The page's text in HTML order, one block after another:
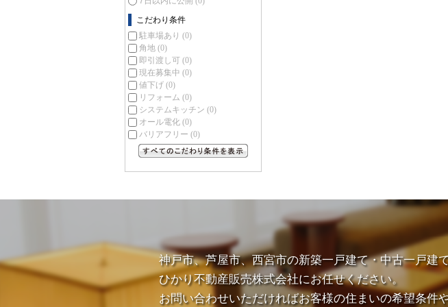
こだわり条件
駐車場あり (0)
角地 (0)
即引渡し可 (0)
現在募集中 (0)
値下げ (0)
リフォーム (0)
システムキッチン (0)
オール電化 (0)
バリアフリー (0)
神戸市、芦屋市、西宮市の新築一戸建て・中古一戸建
ひかり不動産販売株式会社にお任せください。
お問い合わせいただければお客様の住まいの希望条件